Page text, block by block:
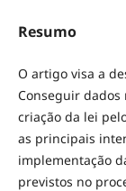
Resumo
O artigo visa a
Conseguir dados
criação da lei
as principais
implementação
previstos no